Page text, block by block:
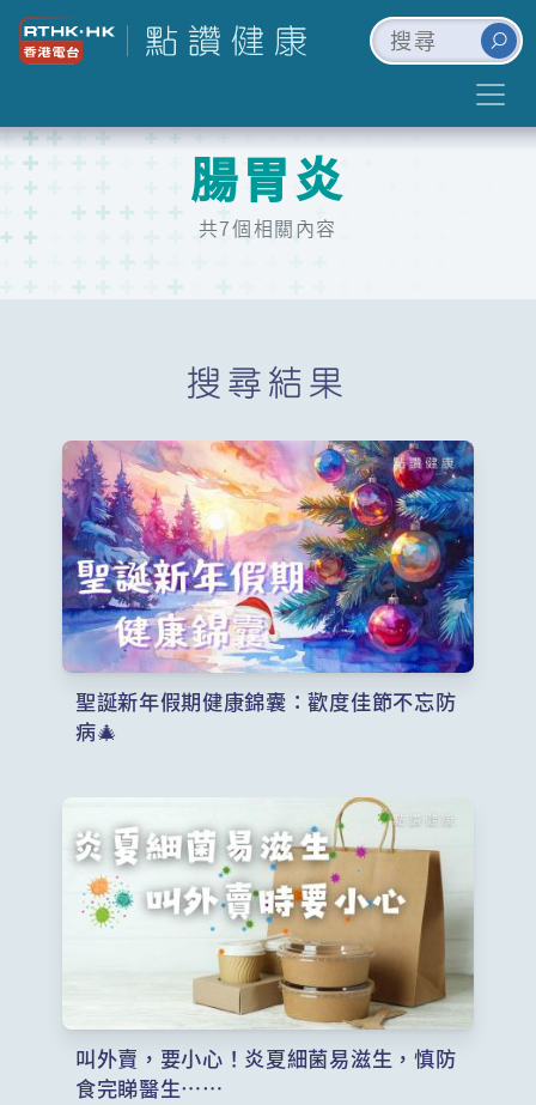
腸胃炎
共7個相關內容
搜尋結果
聖誕新年假期健康錦囊：歡度佳節不忘防
病🎄
叫外賣，要小心！炎夏細菌易滋生，慎防
食完睇醫生……